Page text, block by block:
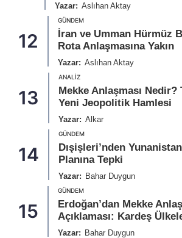
Yazar: Aslıhan Aktay
12
GÜNDEM
İran ve Umman Hürmüz
Rota Anlaşmasına Yakın
Yazar: Aslıhan Aktay
13
ANALIZ
Mekke Anlaşması Nedir?
Yeni Jeopolitik Hamlesi
Yazar: Alkar
14
GÜNDEM
Dışişleri’nden
Planına Tepki
Yazar: Bahar Duygun
15
GÜNDEM
Erdoğan’dan Mekke
Açıklaması: Kardeş
Yazar: Bahar Duygun